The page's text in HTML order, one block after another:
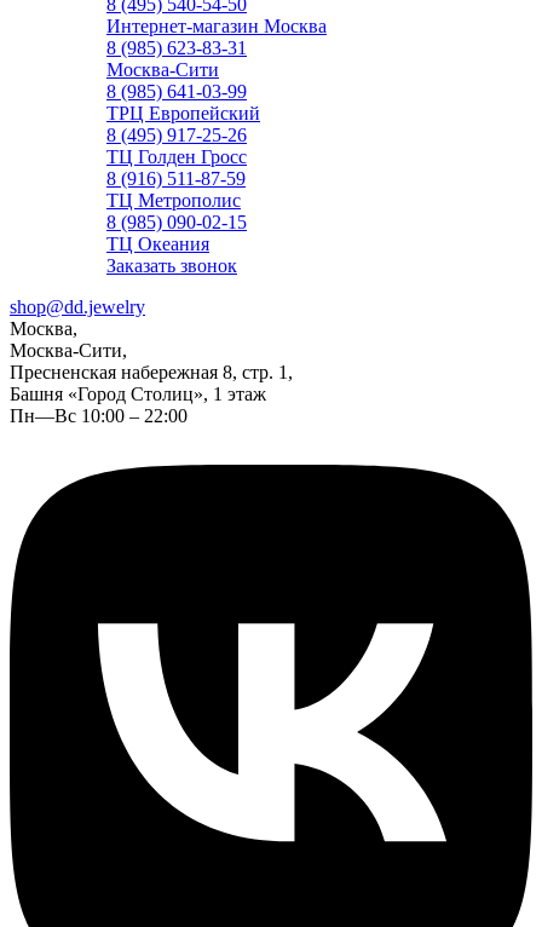
8 (495) 540-54-50
Интернет-магазин Москва
8 (985) 623-83-31
Москва-Сити
8 (985) 641-03-99
ТРЦ Европейский
8 (495) 917-25-26
ТЦ Голден Гросс
8 (916) 511-87-59
ТЦ Метрополис
8 (985) 090-02-15
ТЦ Океания
Заказать звонок
shop@dd.jewelry
Москва,
Москва-Сити,
Пресненская набережная 8, стр. 1,
Башня «Город Столиц», 1 этаж
Пн—Вс 10:00 – 22:00